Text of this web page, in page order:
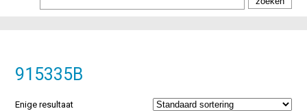
915335B
Enige resultaat